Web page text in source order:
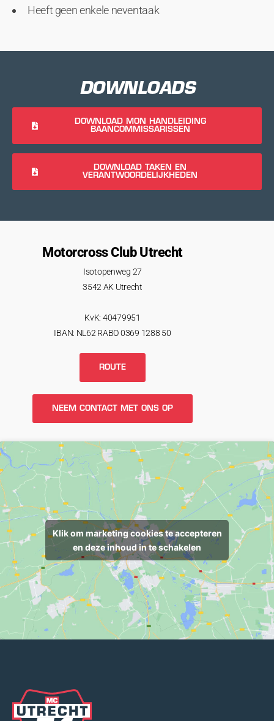
Heeft geen enkele neventaak
DOWNLOADS
DOWNLOAD MON HANDLEIDING
BAANCOMMISSARISSEN
DOWNLOAD TAKEN EN
VERANTWOORDELIJKHEDEN
Motorcross Club Utrecht
Isotopenweg 27
3542 AK Utrecht
KvK: 40479951
IBAN: NL62 RABO 0369 1288 50
ROUTE
NEEM CONTACT MET ONS OP
Klik om marketing cookies te accepteren
en deze inhoud in te schakelen